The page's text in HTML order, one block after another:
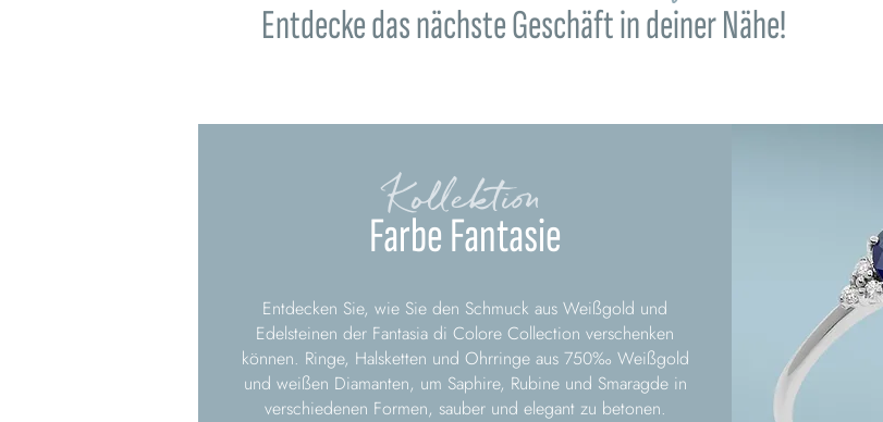
Entdecke das nächste Geschäft in deiner Nähe!
Farbe Fantasie
Kollektion
Entdecken Sie, wie Sie den Schmuck aus Weißgold und
Edelsteinen der Fantasia di Colore Collection verschenken
können. Ringe, Halsketten und Ohrringe aus 750‰ Weißgold
und weißen Diamanten, um Saphire, Rubine und Smaragde in
verschiedenen Formen, sauber und elegant zu betonen.